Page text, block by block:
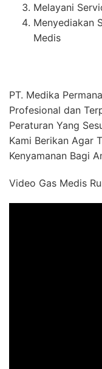
Melayani
Menyediakan
Medis
PT. Medika
Profesional dan
Peraturan Yang
Kami Berikan Agar
Kenyamanan Bagi
Video Gas Medis